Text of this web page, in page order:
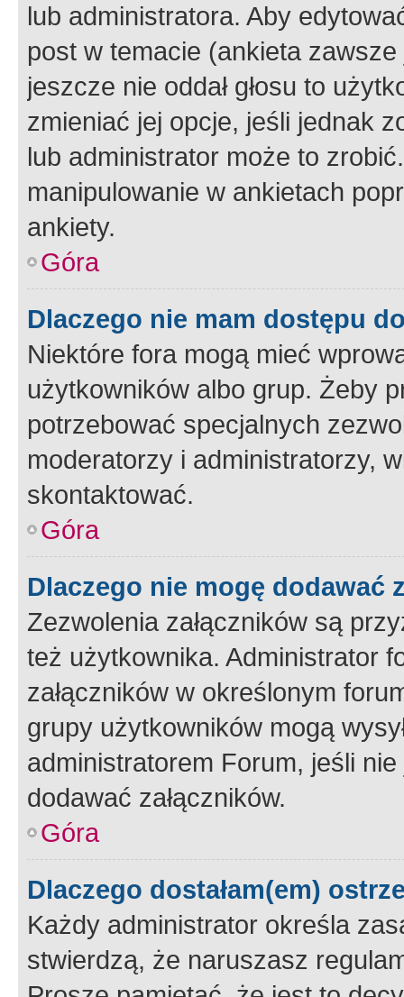
lub administratora. Aby
post w temacie (ankieta
jeszcze nie oddał głosu to
zmieniać jej opcje, jeśli jednak
lub administrator może to
manipulowanie w ankietach
ankiety.
Góra
Dlaczego nie mam dostępu
Niektóre fora mogą mieć
użytkowników albo grup. Żeby
potrzebować specjalnych
moderatorzy i administratorzy,
skontaktować.
Góra
Dlaczego nie mogę dodawać
Zezwolenia załączników są
też użytkownika. Administrator
załączników w określonym
grupy użytkowników mogą
administratorem Forum, jeśli
dodawać załączników.
Góra
Dlaczego dostałam(em)
Każdy administrator określa
stwierdzą, że naruszasz